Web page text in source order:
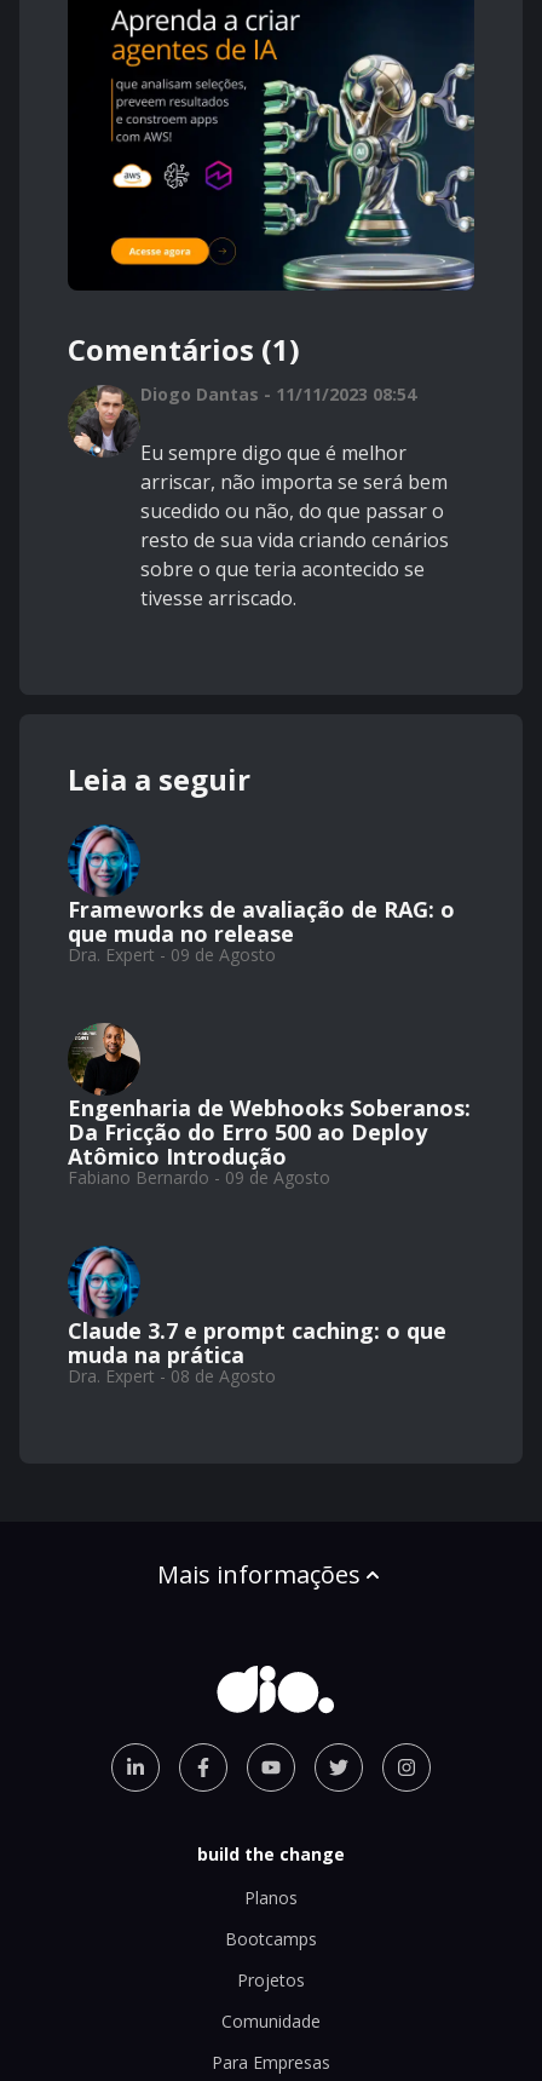
Comentários (1)
Diogo Dantas - 11/11/2023 08:54
Eu sempre digo que é melhor
arriscar, não importa se será bem
sucedido ou não, do que passar o
resto de sua vida criando cenários
sobre o que teria acontecido se
tivesse arriscado.
Leia a seguir
Frameworks de avaliação de RAG: o
que muda no release
Dra. Expert - 09 de Agosto
Engenharia de Webhooks Soberanos:
Da Fricção do Erro 500 ao Deploy
Atômico Introdução
Fabiano Bernardo - 09 de Agosto
Claude 3.7 e prompt caching: o que
muda na prática
Dra. Expert - 08 de Agosto
Mais informações
build the change
Planos
Bootcamps
Projetos
Comunidade
Para Empresas